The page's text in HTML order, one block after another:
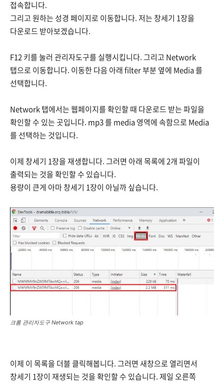
접속합니다.
그리고 원하는 성경 페이지로 이동합니다. 저는 창세기 1장을
다운로드 받아보겠습니다.
F12 키를 눌러 관리자도구를 실행시킵니다. 그리고 Network
탭으로 이동합니다. 이동한 다음 아래 filter 부분 옆에 Media 를
선택합니다.
Network 탭에서는 웹페이지를 확인할 때 다운로드 받는 파일을
확인할 수 있는 곳입니다. mp3 를 media 영역에 속함으로 Media
를 선택하는 것입니다.
이제 창세기 1장을 재생합니다. 그러면 아래 목록에 2개 파일이
출력되는 것을 확인할 수 있습니다.
용량이 큰게 아마 창세기 1장이 아닐까 싶습니다.
크롬 관리자도구 Network tap
이제 이 목록을 더블 클릭해봅니다. 그러면 새창으로 열리면서
창세기 1장이 재생되는 것을 확인할 수 있습니다. 제일 오른쪽